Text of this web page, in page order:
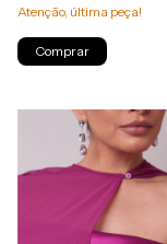
Atenção, última peça!
Comprar